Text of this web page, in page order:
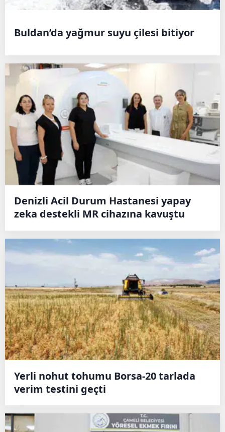
Buldan’da yağmur suyu çilesi bitiyor
Denizli Acil Durum Hastanesi yapay
zeka destekli MR cihazına kavuştu
Yerli nohut tohumu Borsa-20 tarlada
verim testini geçti